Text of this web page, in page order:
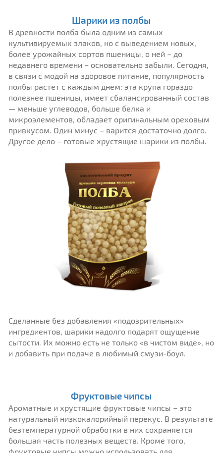
Шарики из полбы
В древности полба была одним из самых
культивируемых злаков, но с выведением новых,
более урожайных сортов пшеницы, о ней – до
недавнего времени – основательно забыли. Сегодня,
в связи с модой на здоровое питание, популярность
полбы растет с каждым днем: эта крупа гораздо
полезнее пшеницы, имеет сбалансированный состав
— меньше углеводов, больше белка и
микроэлементов, обладает оригинальным ореховым
привкусом. Один минус – варится достаточно долго.
Другое дело – готовые хрустящие шарики из полбы.
Сделанные без добавления «подозрительных»
ингредиентов, шарики надолго подарят ощущение
сытости. Их можно есть не только «в чистом виде», но
и добавить при подаче в любимый смузи-боул.
Фруктовые чипсы
Ароматные и хрустящие фруктовые чипсы – это
натуральный низкокалорийный перекус. В результате
безтемпературной обработки в них сохраняется
большая часть полезных веществ. Кроме того,